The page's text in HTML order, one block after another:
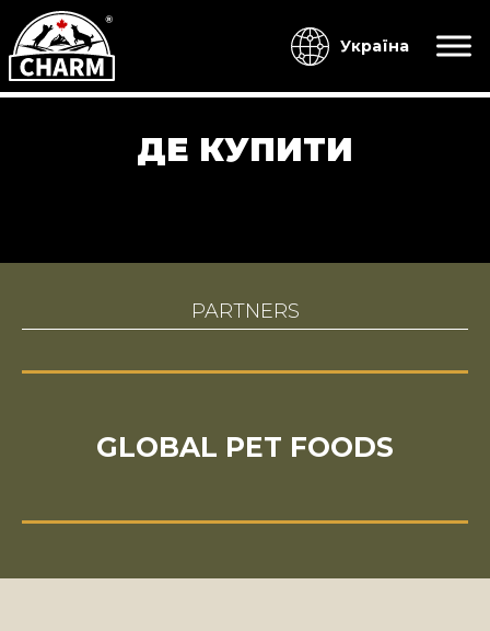
Україна
ДЕ КУПИТИ
PARTNERS
GLOBAL PET FOODS